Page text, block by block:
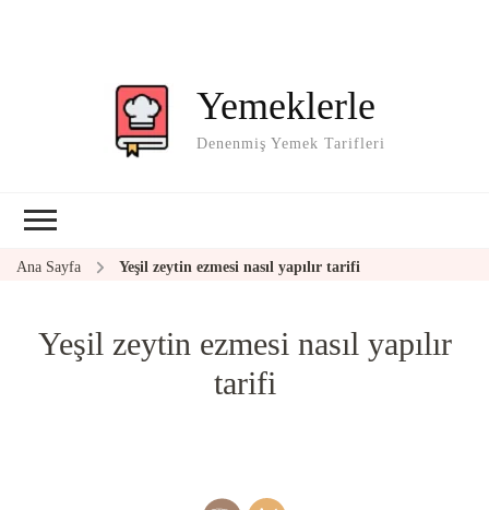
Yemeklerle
Denenmiş Yemek Tarifleri
Ana Sayfa Yeşil zeytin ezmesi nasıl yapılır tarifi
Yeşil zeytin ezmesi nasıl yapılır
tarifi